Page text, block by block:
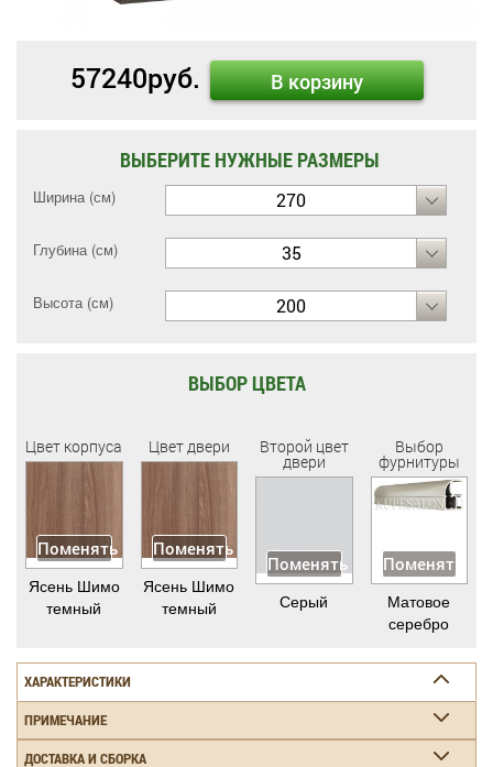
57240руб. В корзину
ВЫБЕРИТЕ НУЖНЫЕ РАЗМЕРЫ
Ширина (см) 270
Глубина (см) 35
Высота (см) 200
ВЫБОР ЦВЕТА
Цвет корпуса
Поменять
Ясень Шимо
темный
Цвет двери
Поменять
Ясень Шимо
темный
Второй цвет
двери
Поменять
Серый
Выбор
фурнитуры
Поменять
Матовое
серебро
ХАРАКТЕРИСТИКИ
ПРИМЕЧАНИЕ
ДОСТАВКА И СБОРКА